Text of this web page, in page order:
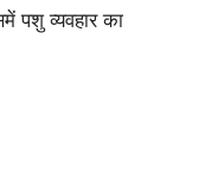
पशु व्यवहार का